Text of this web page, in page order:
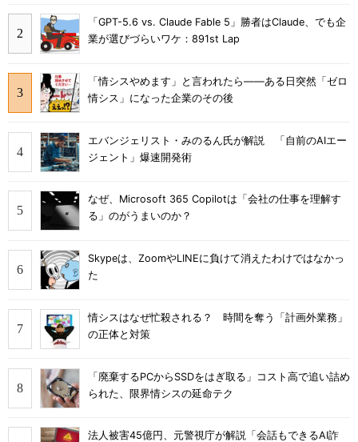
「GPT-5.6 vs. Claude Fable 5」勝者はClaude、でも企
業が選びづらいワケ：891st Lap
「情シスやめます」と言われたら――ある日突然「ゼロ
情シス」になった企業のその後
エバンジェリスト・みのるん氏が解説 「自前のAIエー
ジェント」爆速開発術
なぜ、Microsoft 365 Copilotは「会社の仕事を理解す
る」のがうまいのか？
Skypeは、ZoomやLINEに負けて消えたわけではなかっ
た
情シスはなぜ忙殺される？ 時間を奪う「計画外業務」
の正体と対策
「廃棄するPCからSSDをはぎ取る」コスト高で追い詰め
られた、限界情シスの延命テク
法人被害45億円、元警視庁が解説「会話もできるAI詐